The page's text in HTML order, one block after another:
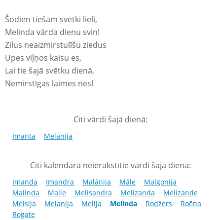
Šodien tiešām svētki lieli,
Melinda vārda dienu svin!
Zilus neaizmirstulīšu ziedus
Upes viļņos kaisu es,
Lai tie šajā svētku dienā,
Nemirstīgas laimes nes!
Citi vārdi šajā dienā:
Imanta Melānija
Citi kalendārā neierakstītie vārdi šajā dienā:
Imanda Imandra Malānija Māle
Malgonija
Malinda
Malle Melisandra Melizanda
Melizande
Meisija
Melanija Melija Melinda Rodžers
Roēna
Rogate